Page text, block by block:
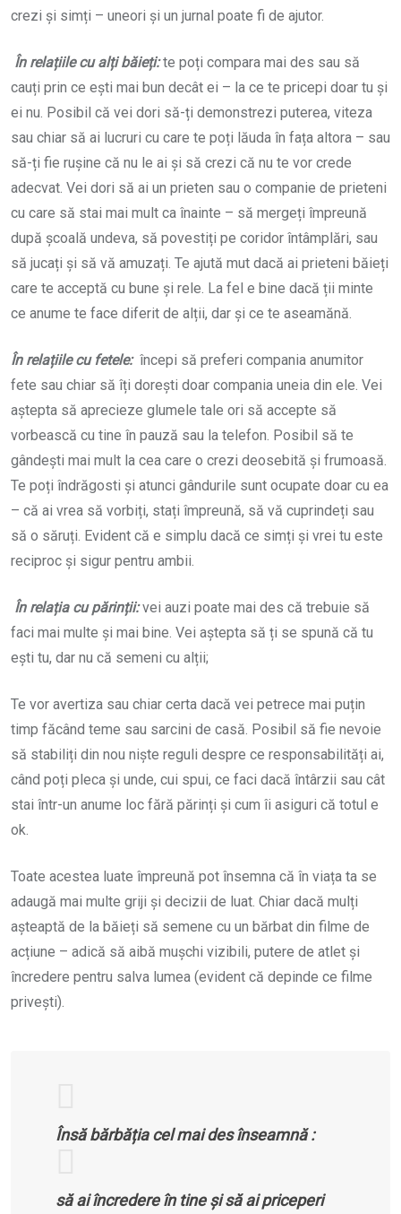
crezi și simți – uneori și un jurnal poate fi de ajutor.
În relațiile cu alți băieți:te poți compara mai des sau să
cauți prin ce ești mai bun decât ei – la ce te pricepi doar tu și
ei nu. Posibil că vei dori să-ți demonstrezi puterea, viteza
sau chiar să ai lucruri cu care te poți lăuda în fața altora – sau
să-ți fie rușine că nu le ai și să crezi că nu te vor crede
adecvat. Vei dori să ai un prieten sau o companie de prieteni
cu care să stai mai mult ca înainte – să mergeți împreună
după școală undeva, să povestiți pe coridor întâmplări, sau
să jucați și să vă amuzați. Te ajută mut dacă ai prieteni băieți
care te acceptă cu bune și rele. La fel e bine dacă ții minte
ce anume te face diferit de alții, dar și ce te aseamănă.
În relațiile cu fetele:începi să preferi compania anumitor
fete sau chiar să îți dorești doar compania uneia din ele. Vei
aștepta să aprecieze glumele tale ori să accepte să
vorbească cu tine în pauză sau la telefon. Posibil să te
gândești mai mult la cea care o crezi deosebită și frumoasă.
Te poți îndrăgosti și atunci gândurile sunt ocupate doar cu ea
– că ai vrea să vorbiți, stați împreună, să vă cuprindeți sau
să o săruți. Evident că e simplu dacă ce simți și vrei tu este
reciproc și sigur pentru ambii.
În relația cu părinții:vei auzi poate mai des că trebuie să
faci mai multe și mai bine. Vei aștepta să ți se spună că tu
ești tu, dar nu că semeni cu alții;
Te vor avertiza sau chiar certa dacă vei petrece mai puțin
timp făcând teme sau sarcini de casă. Posibil să fie nevoie
să stabiliți din nou niște reguli despre ce responsabilități ai,
când poți pleca și unde, cui spui, ce faci dacă întârzii sau cât
stai într-un anume loc fără părinți și cum îi asiguri că totul e
ok.
Toate acestea luate împreună pot însemna că în viața ta se
adaugă mai multe griji și decizii de luat. Chiar dacă mulți
așteaptă de la băieți să semene cu un bărbat din filme de
acțiune – adică să aibă mușchi vizibili, putere de atlet și
încredere pentru salva lumea (evident că depinde ce filme
privești).
Însă bărbăția cel mai des înseamnă :
să ai încredere în tine și să ai priceperi